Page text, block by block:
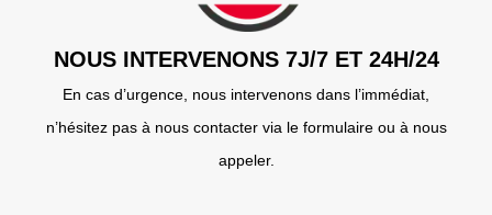
NOUS INTERVENONS 7J/7 ET 24H/24
En cas d’urgence, nous intervenons dans l’immédiat,
n’hésitez pas à nous contacter via le formulaire ou à nous
appeler.